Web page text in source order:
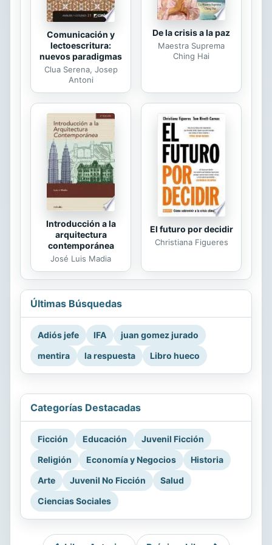
Comunicación y
lectoescritura:
nuevos paradigmas
Clua Serena, Josep
Antoni
De la crisis a la paz
Maestra Suprema
Ching Hai
Introducción a la
arquitectura
contemporánea
José Luis Madia
El futuro por decidir
Christiana Figueres
Últimas Búsquedas
Adiós jefe IFA
juan gomez jurado
mentira
la respuesta Libro hueco
Categorías Destacadas
Ficción Educación
Juvenil Ficción
Religión
Economía y Negocios
Historia
Arte
Juvenil No Ficción
Salud
Ciencias Sociales